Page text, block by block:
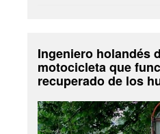
Ingeniero holandés
motocicleta que
recuperado de los